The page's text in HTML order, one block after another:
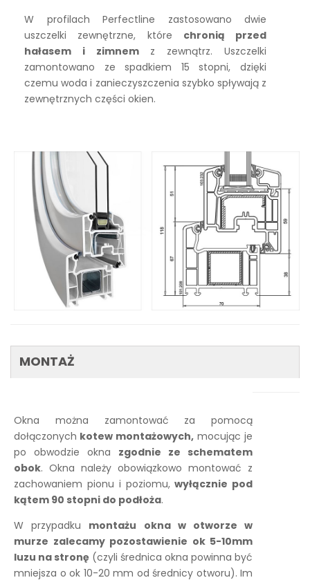
W profilach Perfectline zastosowano dwie
uszczelki zewnętrzne, które chronią przed
hałasem i zimnemz zewnątrz. Uszczelki
zamontowano ze spadkiem 15 stopni, dzięki
czemu woda i zanieczyszczenia szybko spływają z
zewnętrznych części okien.
MONTAŻ
Okna można zamontować za pomocą
dołączonych kotew montażowych, mocując je
po obwodzie okna zgodnie ze schematem
obok. Okna należy obowiązkowo montować z
zachowaniem pionu i poziomu, wyłącznie pod
kątem 90 stopni do podłoża.
W przypadku montażu okna w otworze w
murze zalecamy pozostawienie ok 5-10mm
luzu na stronę (czyli średnica okna powinna być
mniejsza o ok 10-20 mm od średnicy otworu). Im